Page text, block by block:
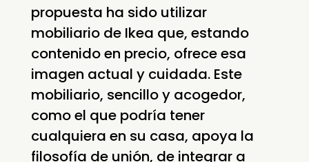
propuesta ha sido utilizar
mobiliario de Ikea que, estando
contenido en precio, ofrece esa
imagen actual y cuidada. Este
mobiliario, sencillo y acogedor,
como el que podría tener
cualquiera en su casa, apoya la
filosofía de unión, de integrar a